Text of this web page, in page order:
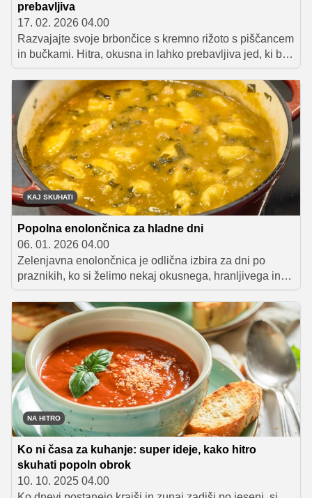
prebavljiva
17. 02. 2026 04.00
Razvajajte svoje brbončice s kremno rižoto s piščancem
in bučkami. Hitra, okusna in lahko prebavljiva jed, ki bo
popolna za vaš večerni obrok.
KAJ SKUHATI
Popolna enolončnica za hladne dni
06. 01. 2026 04.00
Zelenjavna enolončnica je odlična izbira za dni po
praznikih, ko si želimo nekaj okusnega, hranljivega in
lahko prebavljivega. Recept Sanje Sirk združuje bogat
zelenjavni okus in nežne zdrobove cmoke, ki jed
prijetno obogatijo, ne da bi obremenili želodec.
NA HITRO
Ko ni časa za kuhanje: super ideje, kako hitro
skuhati popoln obrok
10. 10. 2025 04.00